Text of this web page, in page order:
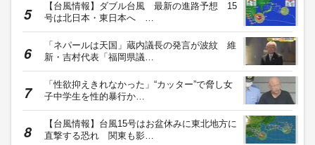
【台風情報】ダブル台風 最新の進路予想 15
号は北日本・東日本へ …
「ネパールは天国」蔵内議長の発言が波紋 維
新・吉村代表「福岡県議…
「性欲抑えきれなかった」“カッター”で脅し女
子中学生を性的暴行か…
【台風情報】台風15号はお盆休みに東北地方に
直撃する恐れ 関東も影…